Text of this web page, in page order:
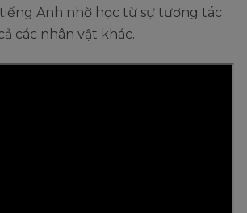
Anh nhờ học từ sự tương tác
các nhân vật khác.